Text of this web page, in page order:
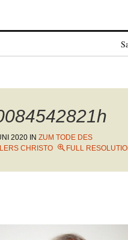
2020 IN ZUM TODE DES
CHRISTO
FULL